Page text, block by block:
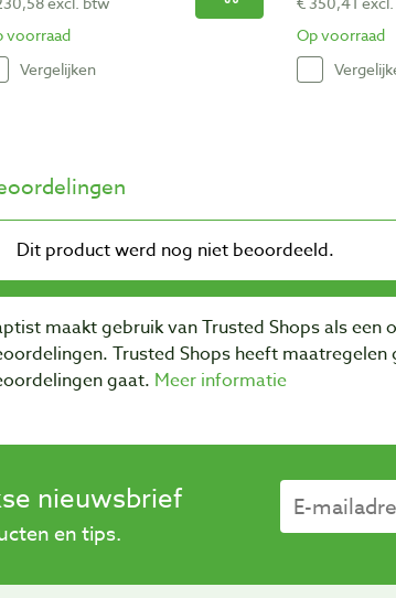
voorraad
Vergelijken
Op voorraad
maakt gebruik van Trusted Shops als
Trusted Shops heeft
gaat. Meer informatie
nieuwsbrief
en tips.